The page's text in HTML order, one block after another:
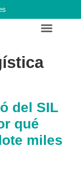
del SIL
qué
miles